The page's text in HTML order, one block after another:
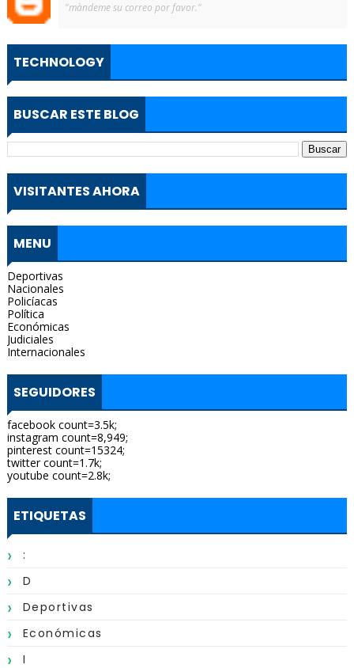
"màndeme su correo por favor."
TECHNOLOGY
BUSCAR ESTE BLOG
VISITANTES AHORA
MENU
Deportivas
Nacionales
Policíacas
Política
Económicas
Judiciales
Internacionales
SEGUIDORES
facebook count=3.5k;
instagram count=8,949;
pinterest count=15324;
twitter count=1.7k;
youtube count=2.8k;
ETIQUETAS
:
D
Deportivas
Económicas
I